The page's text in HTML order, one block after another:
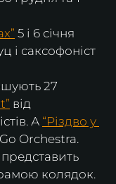
5 і 6 січня
і саксофоніст
27
від
А “Різдво у
Orchestra.
колядок.